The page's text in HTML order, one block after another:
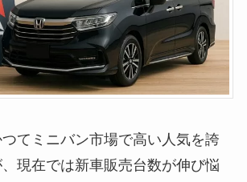
てミニバン市場で高い人気を誇
現在では新車販売台数が伸び悩